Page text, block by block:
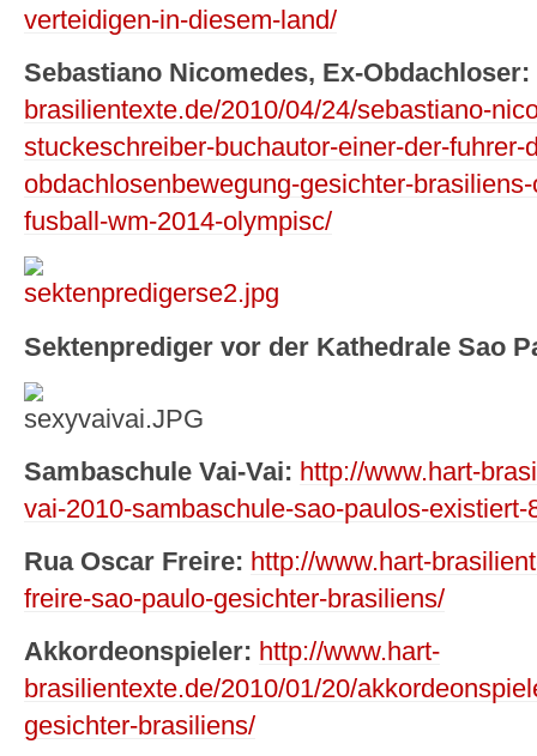
verteidigen-in-diesem-land/
Sebastiano Nicomedes, Ex-Obdachloser:
brasilientexte.de/2010/04/24/sebastiano-
stuckeschreiber-buchautor-einer-der-fuhrer-
obdachlosenbewegung-gesichter-
fusball-wm-2014-olympisc/
Sektenprediger vor der Kathedrale Sao
Sambaschule Vai-Vai: http://www.hart-
vai-2010-sambaschule-sao-paulos-existiert-
Rua Oscar Freire: http://www.hart-
freire-sao-paulo-gesichter-brasiliens/
Akkordeonspieler: http://www.hart-
brasilientexte.de/2010/01/20/
gesichter-brasiliens/